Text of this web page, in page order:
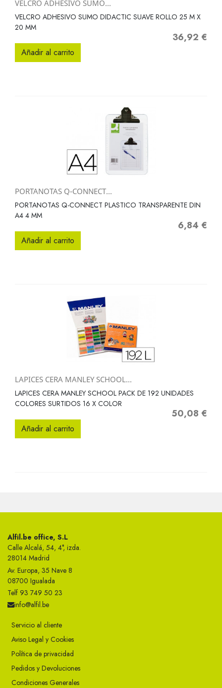
VELCRO ADHESIVO SUMO...
VELCRO ADHESIVO SUMO DIDACTIC SUAVE ROLLO 25 M X
20 MM
Precio
36,92 €
Añadir al carrito
PORTANOTAS Q-CONNECT...
PORTANOTAS Q-CONNECT PLASTICO TRANSPARENTE DIN
A4 4 MM
Precio
6,84 €
Añadir al carrito
LAPICES CERA MANLEY SCHOOL...
LAPICES CERA MANLEY SCHOOL PACK DE 192 UNIDADES
COLORES SURTIDOS 16 X COLOR
Precio
50,08 €
Añadir al carrito
Alfil.be office, S.L
Calle Alcalá, 54, 4°, izda.
28014 Madrid
Av. Europa, 35 Nave 8
08700 Igualada
Telf 93 749 50 23
info@alfil.be
Servicio al cliente
Aviso Legal y Cookies
Política de privacidad
Pedidos y Devoluciones
Condiciones Generales